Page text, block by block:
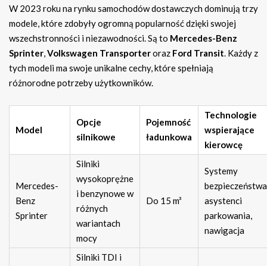
W 2023 roku na rynku samochodów dostawczych dominują trzy
modele, które zdobyły ogromną popularność dzięki swojej
wszechstronności i niezawodności. Są to Mercedes-Benz
Sprinter,Volkswagen Transporteroraz Ford Transit. Każdy z
tych modeli ma swoje unikalne cechy, które spełniają
różnorodne potrzeby użytkowników.
Model
Opcje
silnikowe
Pojemność
ładunkowa
Technologie
wspierające
kierowcę
Mercedes-
Benz
Sprinter
Silniki
wysokoprężne
i benzynowe w
różnych
wariantach
mocy
Do 15 m³
Systemy
asystenci
parkowania,
nawigacja
Silniki TDI i